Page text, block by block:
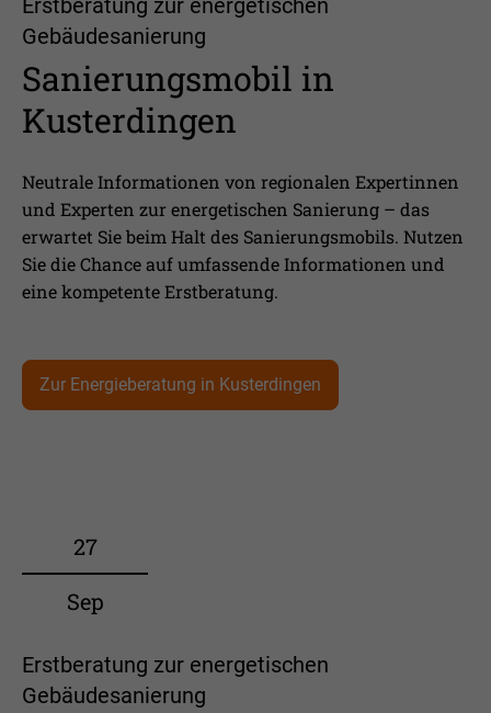
Gebäudesanierung
Sanierungsmobil in
Kusterdingen
Neutrale Informationen von regionalen Expertinnen
und Experten zur energetischen Sanierung – das
erwartet Sie beim Halt des Sanierungsmobils. Nutzen
Sie die Chance auf umfassende Informationen und
eine kompetente Erstberatung.
Zur Energieberatung in Kusterdingen
27
Sep
Erstberatung zur energetischen
Gebäudesanierung